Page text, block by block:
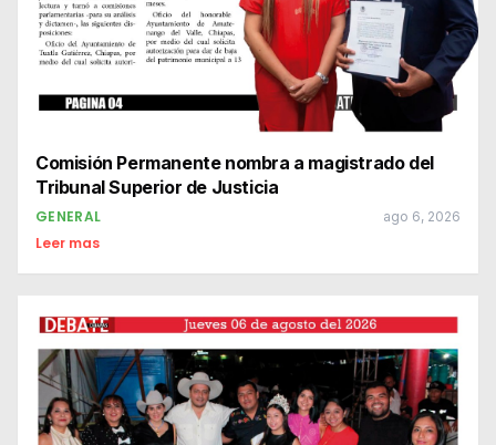
Comisión Permanente nombra a magistrado del
Tribunal Superior de Justicia
GENERAL ago 6, 2026
Leer mas